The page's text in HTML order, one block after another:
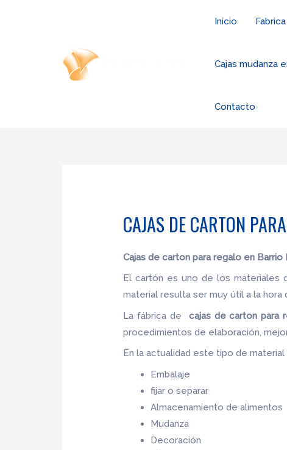
Inicio
Cajas mudanza
Contacto
CAJAS DE CARTON
Cajas de carton para regalo en
El cartón es uno de los materiales
material resulta ser muy útil a la
La fábrica de cajas de carton para
procedimientos de elaboración,
En la actualidad este tipo de material
Embalaje
fijar o separar
Almacenamiento de alimentos
Mudanza
Decoración